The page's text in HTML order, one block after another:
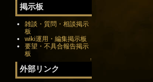
掲示板
雑談・質問・相談掲示
板
wiki運用・編集掲示板
要望・不具合報告掲示
板
↑
外部リンク